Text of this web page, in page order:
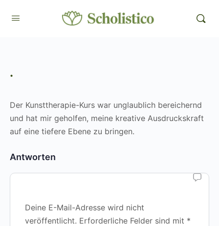
.
Der Kunsttherapie-Kurs war unglaublich bereichernd
und hat mir geholfen, meine kreative Ausdruckskraft
auf eine tiefere Ebene zu bringen.
Antworten
Deine E-Mail-Adresse wird nicht
veröffentlicht. Erforderliche Felder sind mit *